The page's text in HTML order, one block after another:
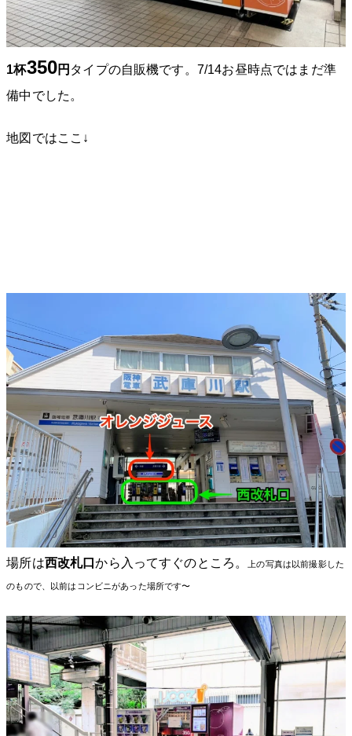
1杯350円 タイプの自販機です。7/14お昼時点ではまだ準
備中でした。
地図ではここ↓
場所は西改札口から入ってすぐのところ。 上の写真は以前撮影した
のもので、以前はコンビニがあった場所です〜